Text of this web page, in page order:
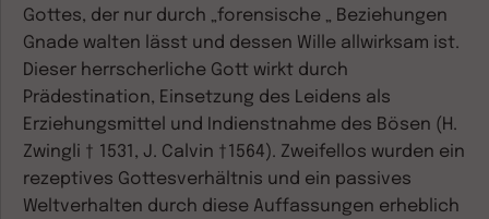
Gottes, der nur durch „forensische „ Beziehungen
Gnade walten lässt und dessen Wille allwirksam ist.
Dieser herrscherliche Gott wirkt durch
Prädestination, Einsetzung des Leidens als
Erziehungsmittel und Indienstnahme des Bösen (H.
Zwingli † 1531, J. Calvin †1564). Zweifellos wurden ein
rezeptives Gottesverhältnis und ein passives
Weltverhalten durch diese Auffassungen erheblich